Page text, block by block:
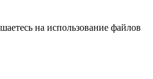
на использование файлов